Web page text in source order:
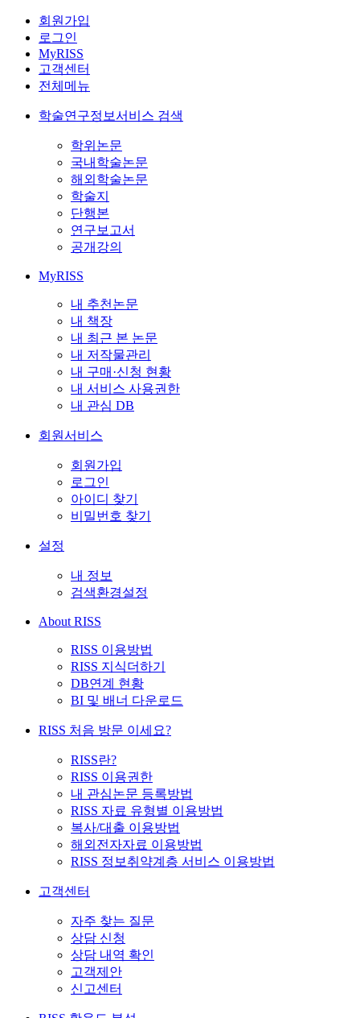
회원가입
로그인
MyRISS
고객센터
전체메뉴
학술연구정보서비스 검색
학위논문
국내학술논문
해외학술논문
학술지
단행본
연구보고서
공개강의
MyRISS
내 추천논문
내 책장
내 최근 본 논문
내 저작물관리
내 구매·신청 현황
내 서비스 사용권한
내 관심 DB
회원서비스
회원가입
로그인
아이디 찾기
비밀번호 찾기
설정
내 정보
검색환경설정
About RISS
RISS 이용방법
RISS 지식더하기
DB연계 현황
BI 및 배너 다운로드
RISS 처음 방문 이세요?
RISS란?
RISS 이용권한
내 관심논문 등록방법
RISS 자료 유형별 이용방법
복사/대출 이용방법
해외전자자료 이용방법
RISS 정보취약계층 서비스 이용방법
고객센터
자주 찾는 질문
상담 신청
상담 내역 확인
고객제안
신고센터